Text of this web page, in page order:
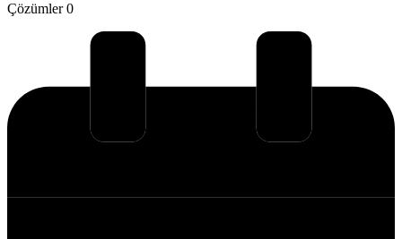
Çözümler 0